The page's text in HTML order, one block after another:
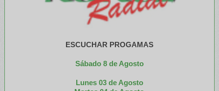
ESCUCHAR PROGAMAS
Sábado 8 de Agosto
Lunes 03 de Agosto